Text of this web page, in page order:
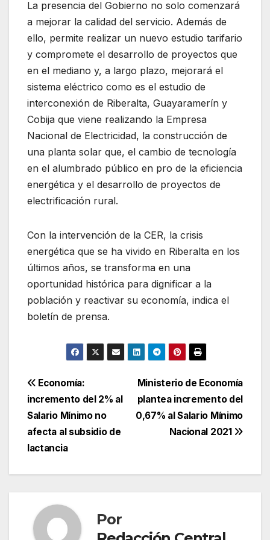
La presencia del Gobierno no solo comenzará
a mejorar la calidad del servicio. Además de
ello, permite realizar un nuevo estudio tarifario
y compromete el desarrollo de proyectos que
en el mediano y, a largo plazo, mejorará el
sistema eléctrico como es el estudio de
interconexión de Riberalta, Guayaramerín y
Cobija que viene realizando la Empresa
Nacional de Electricidad, la construcción de
una planta solar que, el cambio de tecnología
en el alumbrado público en pro de la eficiencia
energética y el desarrollo de proyectos de
electrificación rural.
Con la intervención de la CER, la crisis
energética que se ha vivido en Riberalta en los
últimos años, se transforma en una
oportunidad histórica para dignificar a la
población y reactivar su economía, indica el
boletín de prensa.
Navegación
de
entradas
Ministerio de Economía
plantea incremento del
0,67% al Salario Mínimo
Nacional 2021
Economía:
incremento del 2% al
Salario Mínimo no
afecta al subsidio de
lactancia
Por